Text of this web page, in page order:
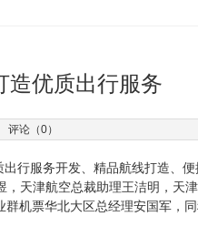
造优质出行服务
评论（0）
行服务开发、精品航线打造、便
，天津航空总裁助理王洁明，天
机票华北大区总经理安国军，